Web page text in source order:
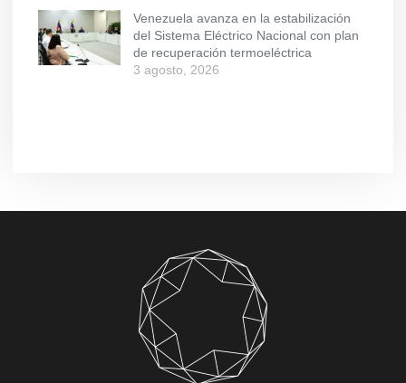
Venezuela avanza en la estabilización
del Sistema Eléctrico Nacional con plan
de recuperación termoeléctrica
3 agosto, 2026